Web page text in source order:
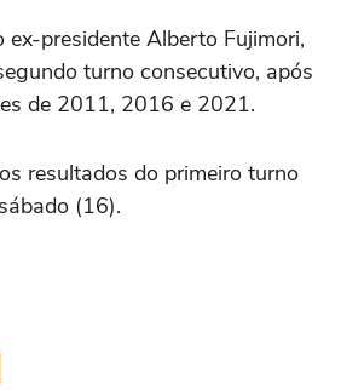
ex-presidente Alberto Fujimori,
turno consecutivo, após
de 2011, 2016 e 2021.
resultados do primeiro turno
(16).